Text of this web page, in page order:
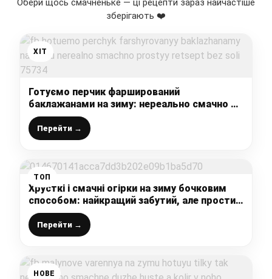
Обери щось смачненьке — ці рецепти зараз найчастіше
зберігають ❤️
ХІТ
Готуємо перчик фарширований
баклажанами на зиму: нереально смачно –
простий рецепт БЕЗ солі
Перейти →
ТОП
Хрусткі і смачні огірки на зиму бочковим
способом: найкращий забутий, але простий
рецепт без оцту в банках
Перейти →
НОВЕ